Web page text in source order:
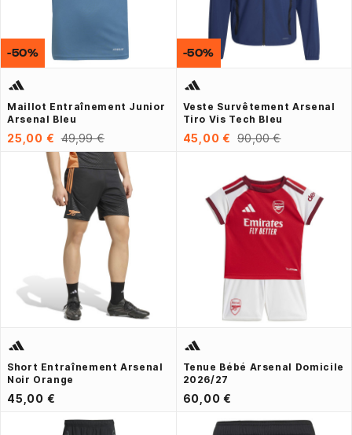
Maillot Entraînement Junior
Arsenal Bleu
25,00 € 49,99 €
-50%
Veste Survêtement Arsenal
Tiro Vis Tech Bleu
45,00 € 90,00 €
-50%
Short Entraînement Arsenal
Noir Orange
45,00 €
Tenue Bébé Arsenal Domicile
2026/27
60,00 €